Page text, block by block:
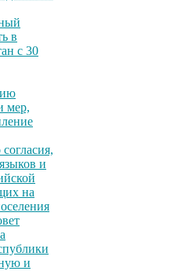
в
с 30
мер,
и
на
и